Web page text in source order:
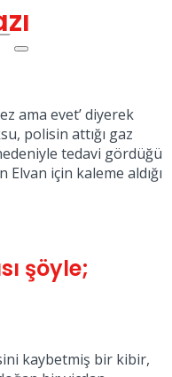
ama evet’ diyerek
polisin attığı gaz
tedavi gördüğü
için kaleme aldığı
şöyle;
kaybetmiş bir kibir,